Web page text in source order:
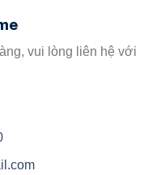
vui lòng liên hệ với